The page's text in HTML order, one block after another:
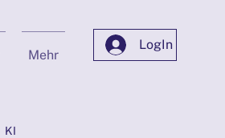
Mehr
LogIn
KI